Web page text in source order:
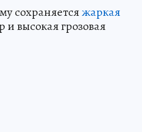
сохраняетсяжаркая
и высокая грозовая